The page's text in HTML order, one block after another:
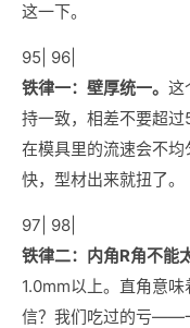
这一下。
95| 96|
铁律一：壁厚统一。 这
持一致，相差不要超
在模具里的流速会不
快，型材出来就扭了。
97| 98|
铁律二：内角R角不能
1.0mm以上。直角意
信？我们吃过的亏——